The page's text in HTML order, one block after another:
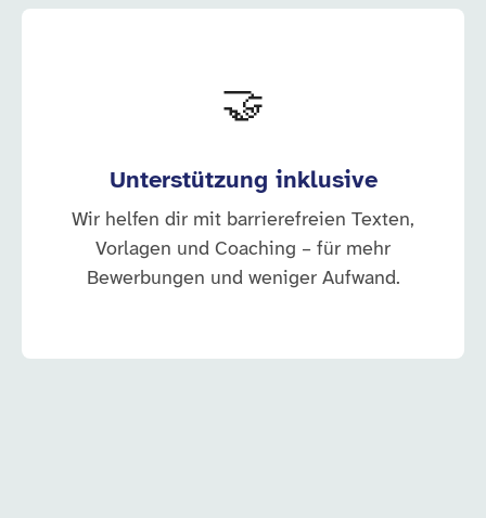
🤝
Unterstützung inklusive
Wir helfen dir mit barrierefreien Texten,
Vorlagen und Coaching – für mehr
Bewerbungen und weniger Aufwand.